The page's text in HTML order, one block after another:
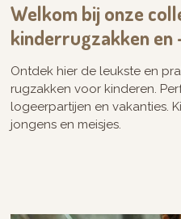
Welkom bij onze
kinderrugzakken en
Ontdek hier de leukste en
rugzakken voor kinderen.
logeerpartijen en vakanties.
jongens en meisjes.